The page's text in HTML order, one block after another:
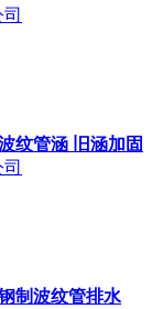
纹管涵 旧涵加固
制波纹管排水